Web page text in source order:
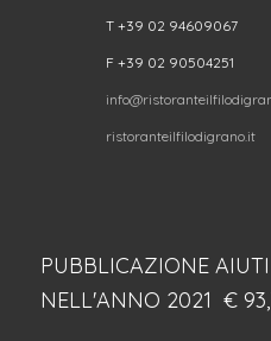
T +39 02 94609067
F +39 02 90504251
ristoranteilfilodigrano.it
PUBBLICAZIONE
NELL'ANNO 2021 €